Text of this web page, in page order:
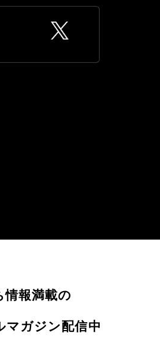
情報満載の
マガジン配信中